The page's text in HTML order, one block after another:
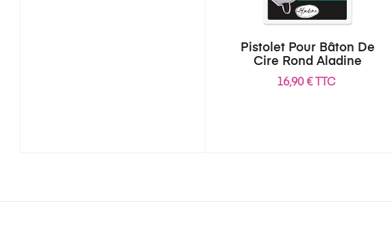
Pistolet Pour Bâton De
Cire Rond Aladine
16,90 € TTC